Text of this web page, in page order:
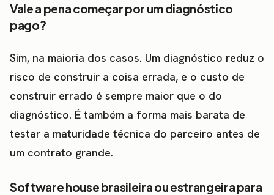
Vale a pena começar por um diagnóstico
pago?
Sim, na maioria dos casos. Um diagnóstico reduz o
risco de construir a coisa errada, e o custo de
construir errado é sempre maior que o do
diagnóstico. É também a forma mais barata de
testar a maturidade técnica do parceiro antes de
um contrato grande.
Software house brasileira ou estrangeira para